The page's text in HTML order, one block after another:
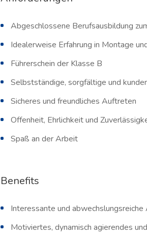
Abgeschlossene Berufsausbildung
Idealerweise Erfahrung in Montage
Führerschein der Klasse B
Selbstständige, sorgfältige und
Sicheres und freundliches Auftreten
Offenheit, Ehrlichkeit und
Spaß an der Arbeit
Benefits
Interessante und abwechslungsreiche
Motiviertes, dynamisch agierendes